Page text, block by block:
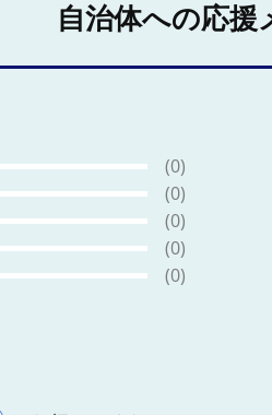
自治体への応援
(0)
(0)
(0)
(0)
(0)